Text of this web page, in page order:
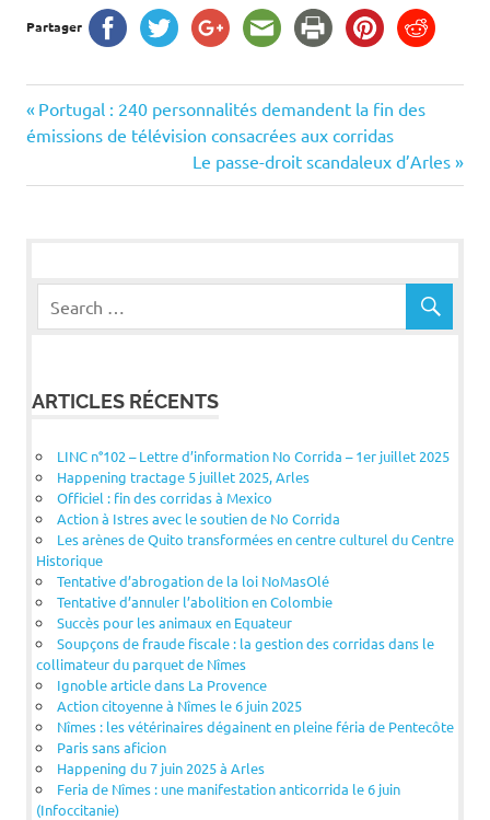
Partager
Navigation
Previous
Post:
Portugal : 240 personnalités demandent la fin des
émissions de télévision consacrées aux corridas
Next
Post:
Le passe-droit scandaleux d’Arles
ARTICLES RÉCENTS
LINC n°102 – Lettre d’information No Corrida – 1er juillet 2025
Happening tractage 5 juillet 2025, Arles
Officiel : fin des corridas à Mexico
Action à Istres avec le soutien de No Corrida
Les arènes de Quito transformées en centre culturel du Centre
Historique
Tentative d’abrogation de la loi NoMasOlé
Tentative d’annuler l’abolition en Colombie
Succès pour les animaux en Equateur
Soupçons de fraude fiscale : la gestion des corridas dans le
collimateur du parquet de Nîmes
Ignoble article dans La Provence
Action citoyenne à Nîmes le 6 juin 2025
Nîmes : les vétérinaires dégainent en pleine féria de Pentecôte
Paris sans aficion
Happening du 7 juin 2025 à Arles
Feria de Nîmes : une manifestation anticorrida le 6 juin
(Infoccitanie)